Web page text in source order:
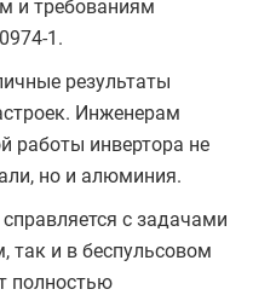
и требованиям
1.
результаты
Инженерам
работы инвертора не
но и алюминия.
с задачами
так и в беспульсовом
полностью